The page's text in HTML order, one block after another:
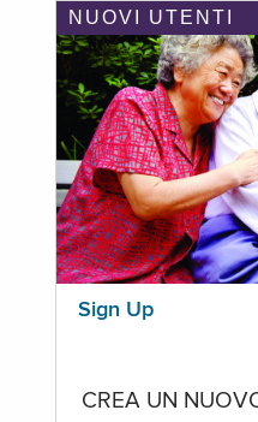
NUOVI UTENTI
Sign Up
CREA UN